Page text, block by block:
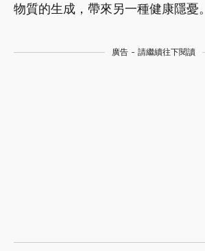
物質的生成，帶來另一種健康隱憂。
廣告 - 請繼續往下閱讀